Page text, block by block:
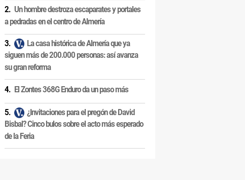
Un hombre destroza escaparates y portales
a pedradas en el centro de Almería
La casa histórica de Almería que ya
siguen más de 200.000 personas: así avanza
su gran reforma
El Zontes 368G Enduro da un paso más
¿Invitaciones para el pregón de David
Bisbal? Cinco bulos sobre el acto más esperado
de la Feria